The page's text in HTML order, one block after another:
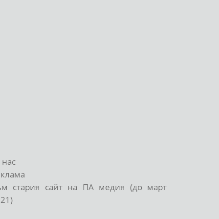
нас
стария сайт на ПА медия (до март